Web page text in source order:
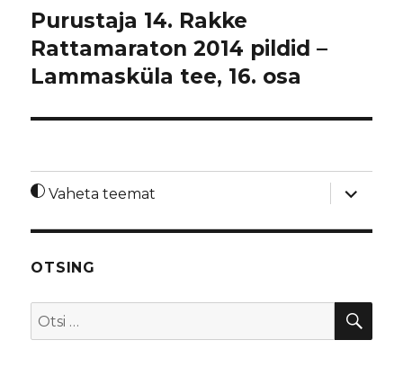
Purustaja 14. Rakke
Rattamaraton 2014 pildid –
Lammasküla tee, 16. osa
Vaheta teemat
laienda
OTSING
Otsi: